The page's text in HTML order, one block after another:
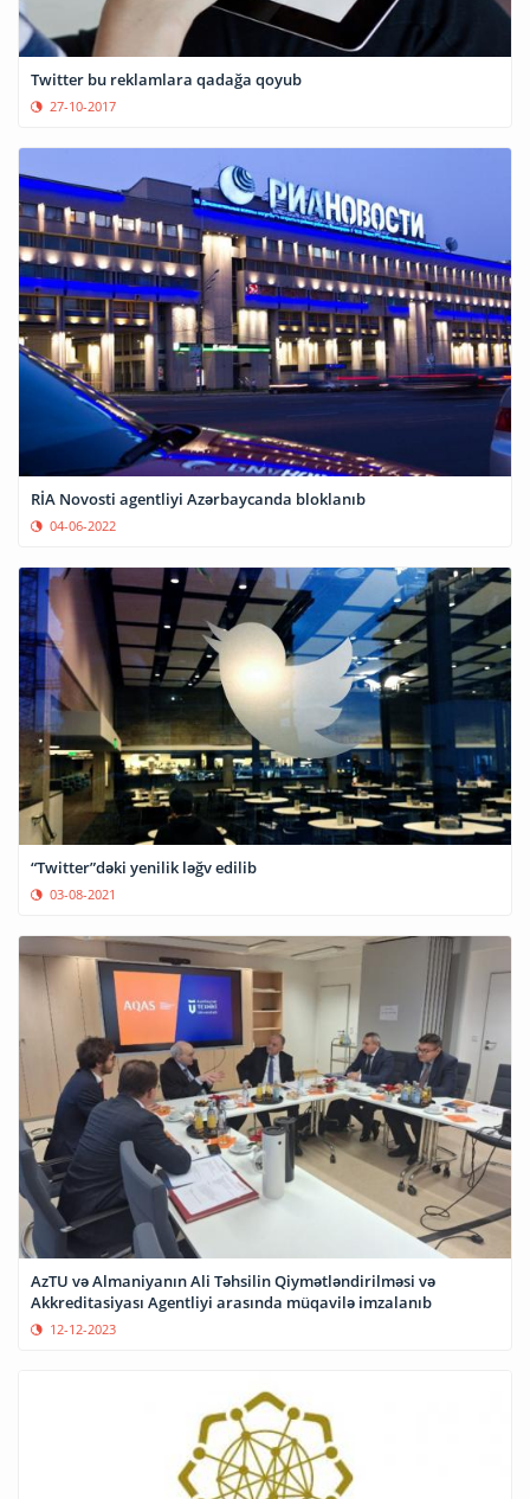
Twitter bu reklamlara qadağa qoyub
27-10-2017
RİA Novosti agentliyi Azərbaycanda bloklanıb
04-06-2022
“Twitter”dəki yenilik ləğv edilib
03-08-2021
AzTU və Almaniyanın Ali Təhsilin Qiymətləndirilməsi və
Akkreditasiyası Agentliyi arasında müqavilə imzalanıb
12-12-2023